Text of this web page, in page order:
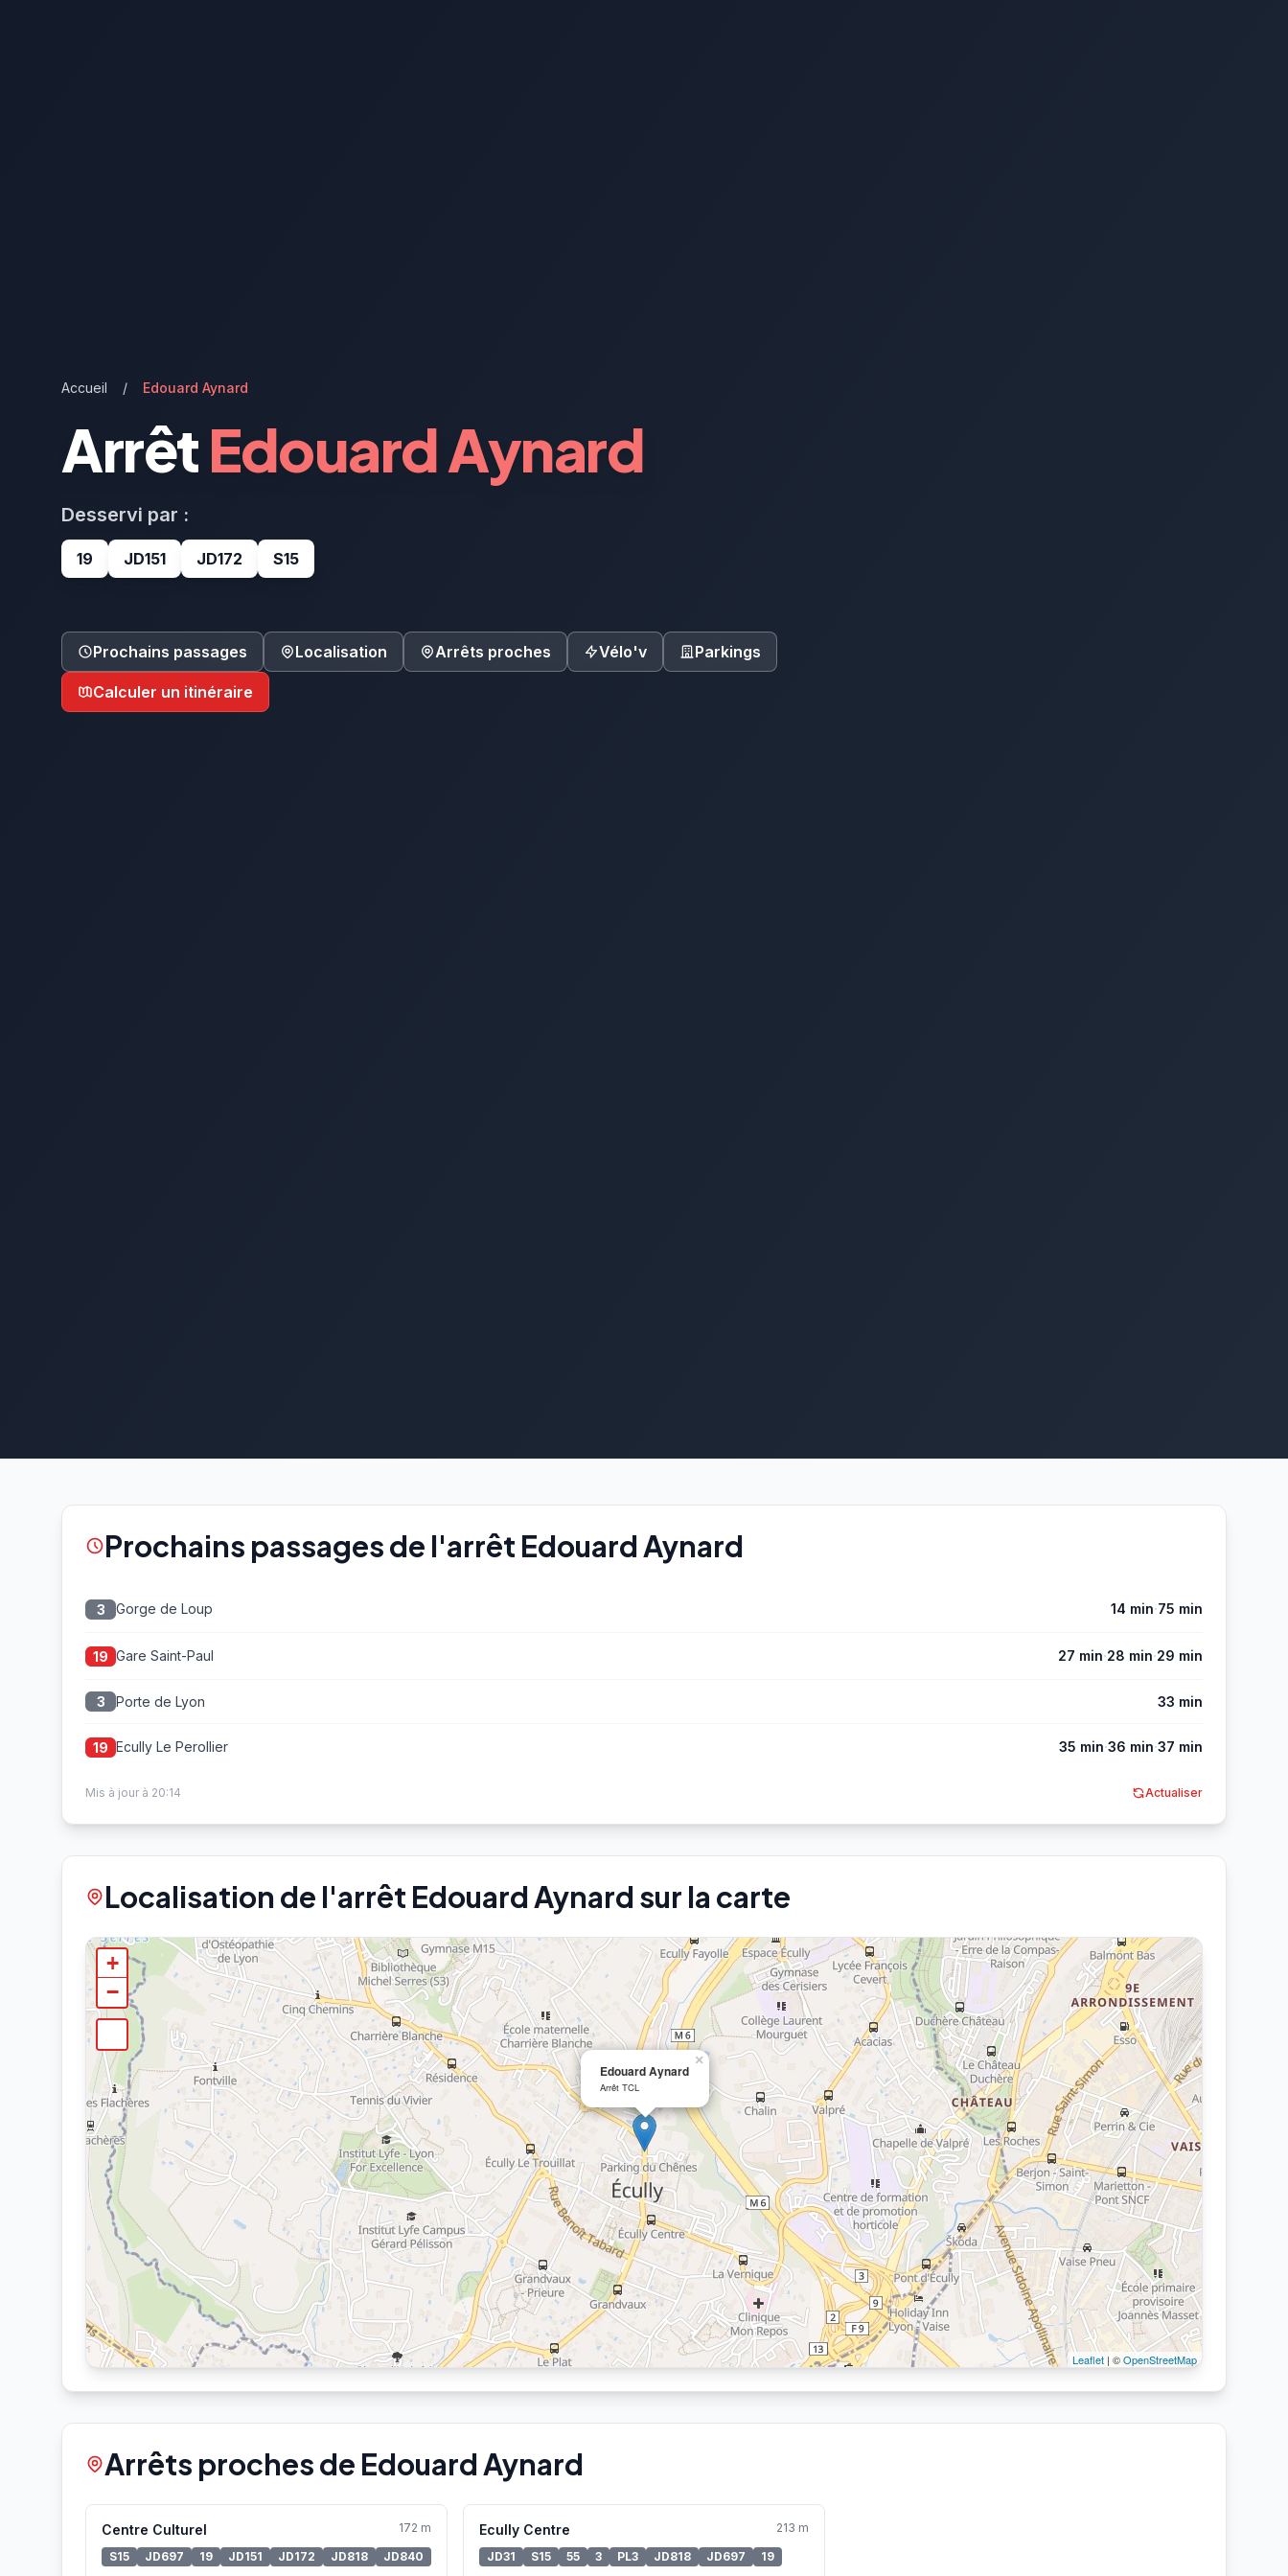
Accueil / Edouard Aynard
ArrêtEdouard Aynard
Desservi par :
19 JD151 JD172 S15
Prochains passages Localisation Arrêts proches Vélo'v Parkings
Calculer un itinéraire
Prochains passages de l'arrêt Edouard Aynard
3 Gorge de Loup 14 min·75 min
19 Gare Saint-Paul 27 min·28 min·29 min
3 Porte de Lyon 33 min
19 Ecully Le Perollier 35 min·36 min·37 min
Mis à jour à 20:14 Actualiser
Localisation de l'arrêt Edouard Aynard sur la carte
Edouard Aynard
Arrêt TCL
×
+
−
Leaflet | ©OpenStreetMap
Arrêts proches de Edouard Aynard
Centre Culturel
172 m
S15
JD697 19 JD151 JD172 JD818 JD840
Ecully Centre
213 m
JD31
S15 55 3 PL3 JD818 JD697 19